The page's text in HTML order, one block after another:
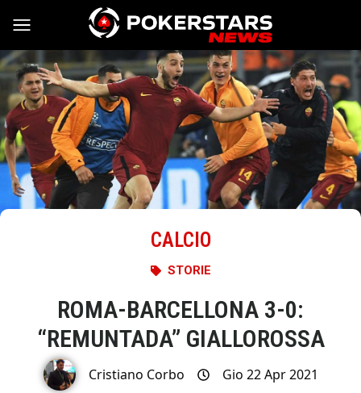
Vai al contenuto
CALCIO
STORIE
ROMA-BARCELLONA 3-0:
“REMUNTADA” GIALLOROSSA
Cristiano Corbo Gio 22 Apr 2021